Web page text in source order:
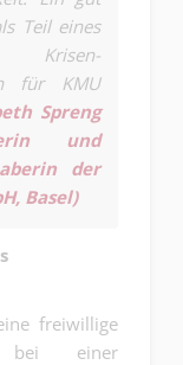
Teil eines
Krisen-
für KMU
Spreng
und
der
Basel)
freiwillige
bei einer